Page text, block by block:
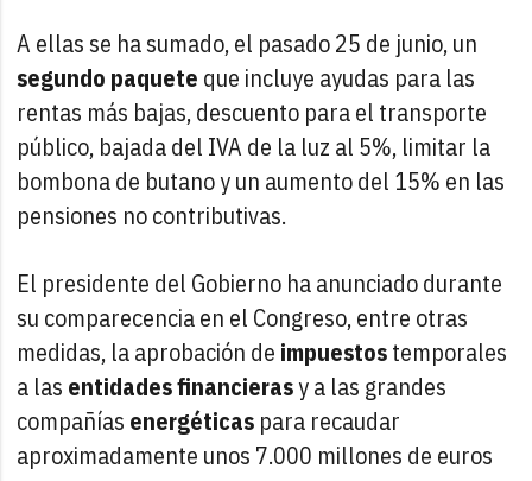
A ellas se ha sumado, el pasado 25 de junio, un
segundo paquete que incluye ayudas para las
rentas más bajas, descuento para el transporte
público, bajada del IVA de la luz al 5%, limitar la
bombona de butano y un aumento del 15% en las
pensiones no contributivas.
El presidente del Gobierno ha anunciado durante
su comparecencia en el Congreso, entre otras
medidas, la aprobación de impuestostemporales
a las entidades financierasy a las grandes
compañías energéticas para recaudar
aproximadamente unos 7.000 millones de euros